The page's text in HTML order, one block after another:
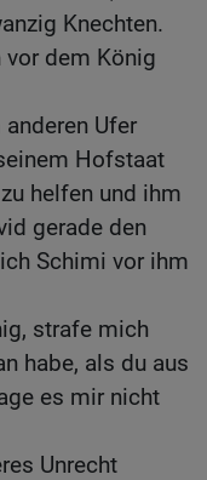
Knechten.
vor dem König
Ufer
Hofstaat
helfen und ihm
gerade den
Schimi vor ihm
strafe mich
habe, als du aus
es mir nicht
Unrecht